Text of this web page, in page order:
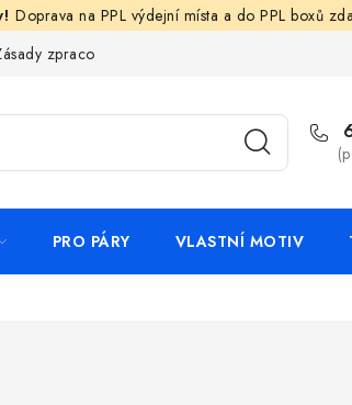
Doprava na PPL výdejní místa a do PPL boxů
zpracování ochrany osobních údajů
PRO PÁRY VLASTNÍ MOTIV